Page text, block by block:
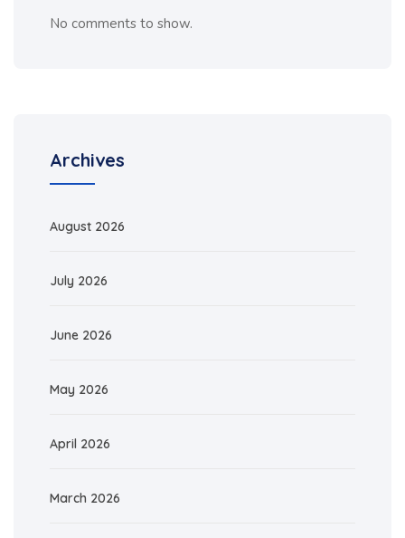
No comments to show.
Archives
August 2026
July 2026
June 2026
May 2026
April 2026
March 2026